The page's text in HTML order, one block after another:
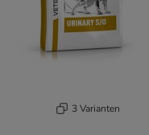
3 Varianten